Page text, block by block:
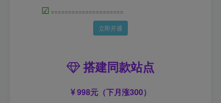
☑ =====================
立即开通
搭建同款站点
998元（下月涨300）